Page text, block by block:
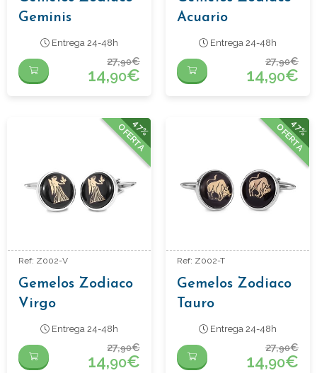
Geminis
Entrega 24-48h
27,90€
14,90€
Acuario
Entrega 24-48h
27,90€
14,90€
47%
OFERTA
Ref: Z002-V
Gemelos Zodiaco
Virgo
Entrega 24-48h
27,90€
14,90€
47%
OFERTA
Ref: Z002-T
Gemelos Zodiaco
Tauro
Entrega 24-48h
27,90€
14,90€